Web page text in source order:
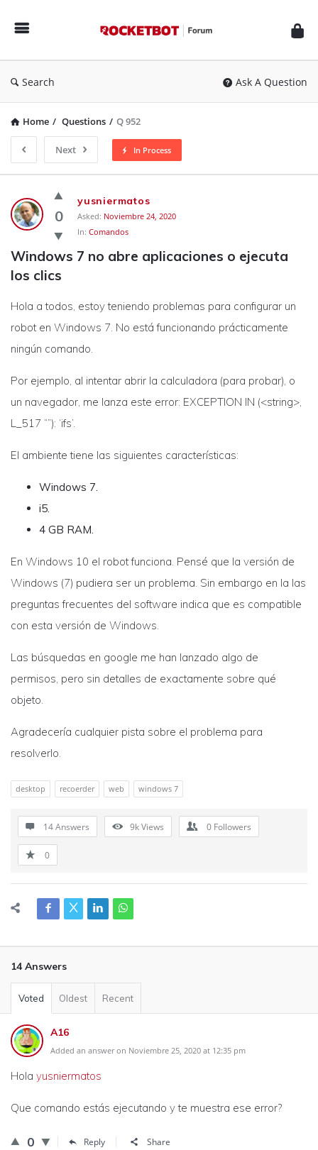
Forum
Search Ask A Question
Home / Questions / Q 952
Next In Process
Rocketbot
Forum
Latest
Questions
0
yusniermatos
Asked: Noviembre 24, 2020
In: Comandos
Windows 7 no abre aplicaciones o ejecuta
los clics
Hola a todos, estoy teniendo problemas para configurar un
robot en Windows 7. No está funcionando prácticamente
ningún comando.
Por ejemplo, al intentar abrir la calculadora (para probar), o
un navegador, me lanza este error: EXCEPTION IN (<string>,
L_517 “”): ‘ifs’.
El ambiente tiene las siguientes características:
Windows 7.
i5.
4 GB RAM.
En Windows 10 el robot funciona. Pensé que la versión de
Windows (7) pudiera ser un problema. Sin embargo en la las
preguntas frecuentes del software indica que es compatible
con esta versión de Windows.
Las búsquedas en google me han lanzado algo de
permisos, pero sin detalles de exactamente sobre qué
objeto.
Agradecería cualquier pista sobre el problema para
resolverlo.
desktop recoerder web windows 7
14 Answers 9kViews 0 Followers
0
14 Answers
Voted Oldest Recent
A16
Added an answer on Noviembre 25, 2020 at 12:35 pm
Hola yusniermatos
Que comando estás ejecutando y te muestra ese error?
0 Reply Share